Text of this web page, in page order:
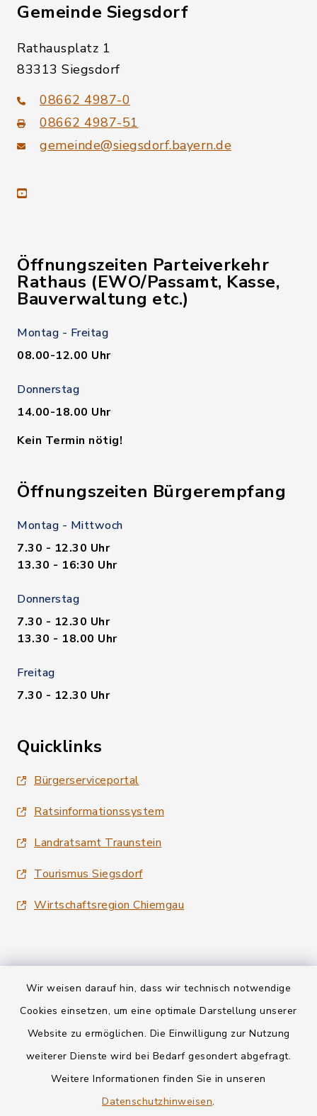
Wir weisen darauf hin, dass wir technisch notwendige
Cookies einsetzen, um eine optimale Darstellung unserer
Website zu ermöglichen. Die Einwilligung zur Nutzung
weiterer Dienste wird bei Bedarf gesondert abgefragt.
Weitere Informationen finden Sie in unseren
Datenschutzhinweisen.
Gemeinde Siegsdorf
Rathausplatz 1
83313 Siegsdorf
08662 4987-0
08662 4987-51
gemeinde@siegsdorf.bayern.de
youtube
Öffnungszeiten Parteiverkehr
Rathaus (EWO/Passamt, Kasse,
Bauverwaltung etc.)
Montag - Freitag
08.00-12.00 Uhr
Donnerstag
14.00-18.00 Uhr
Kein Termin nötig!
Öffnungszeiten Bürgerempfang
Montag - Mittwoch
7.30 - 12.30 Uhr
13.30 - 16:30 Uhr
Donnerstag
7.30 - 12.30 Uhr
13.30 - 18.00 Uhr
Freitag
7.30 - 12.30 Uhr
Quicklinks
Bürgerserviceportal
Ratsinformationssystem
Landratsamt Traunstein
Tourismus Siegsdorf
Wirtschaftsregion Chiemgau
Kontakt
Informationspflichten